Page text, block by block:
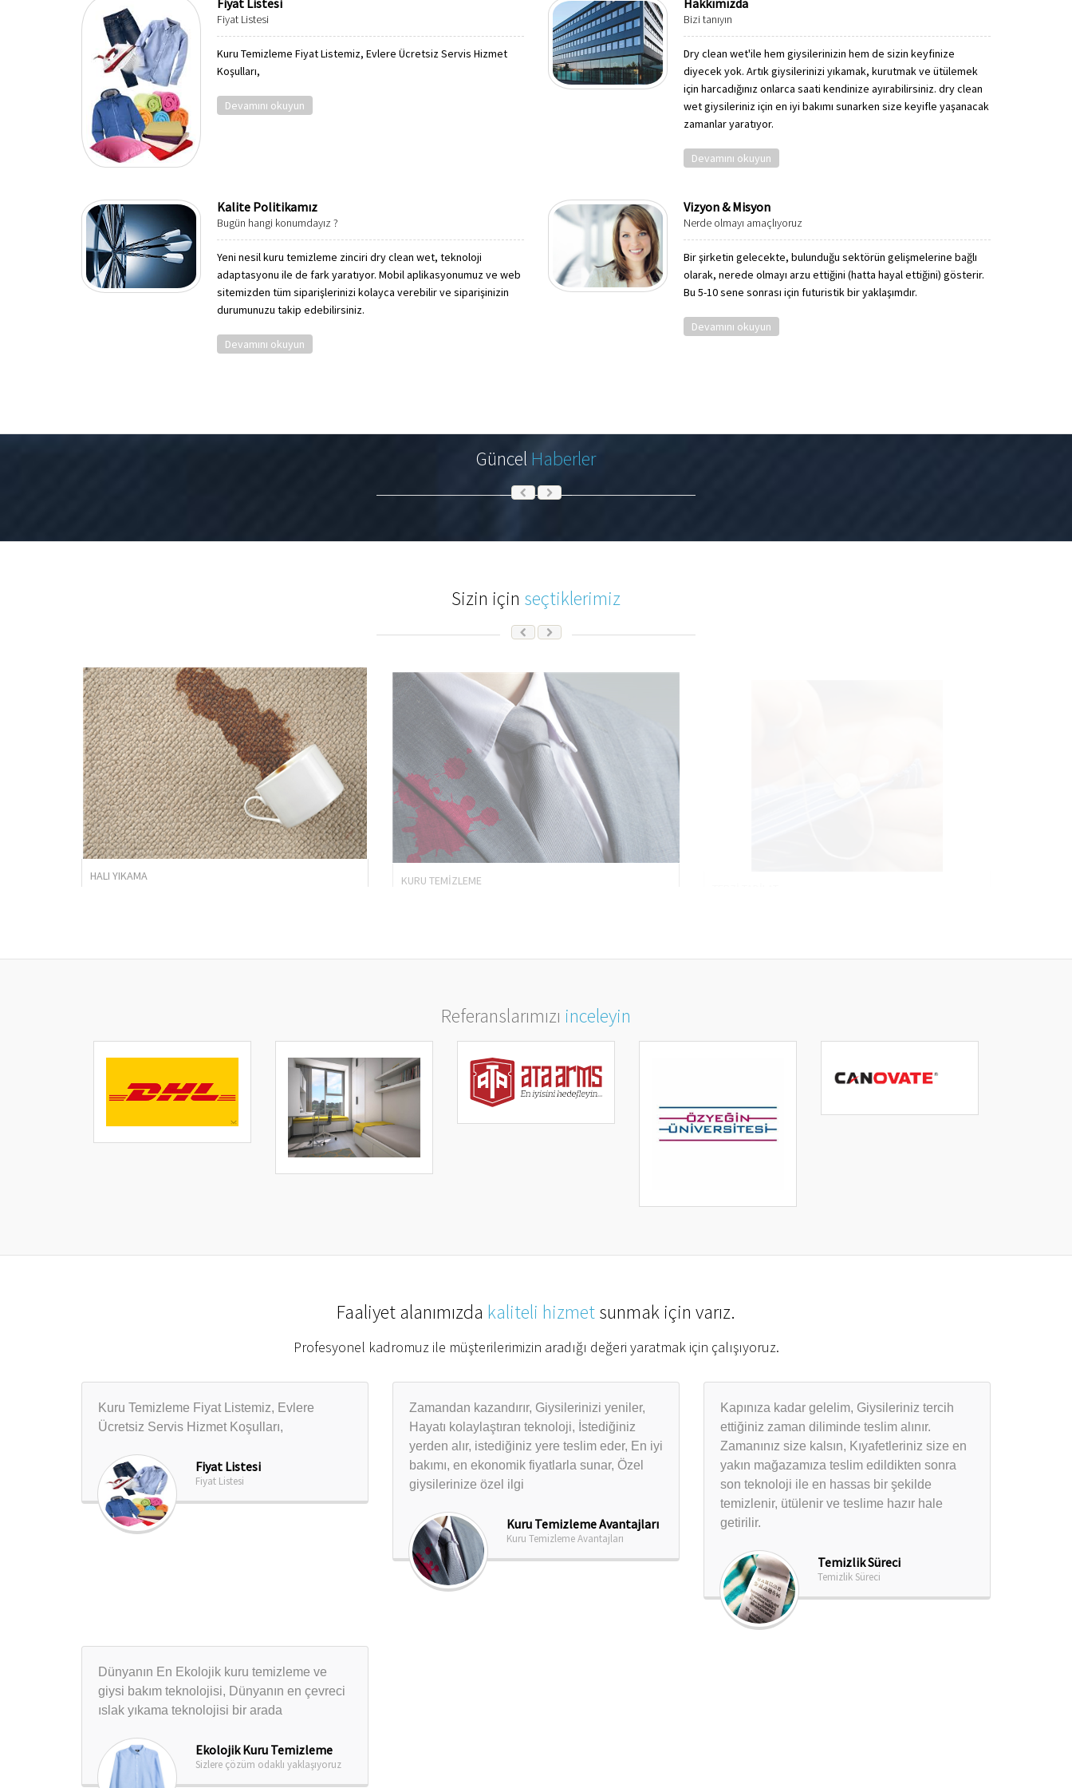
Fiyat Listesi
Fiyat Listesi
Kuru Temizleme Fiyat Listemiz, Evlere Ücretsiz Servis Hizmet
Koşulları,
Devamını okuyun
Hakkımızda
Bizi tanıyın
Dry clean wet'ile hem giysilerinizin hem de sizin keyfinize
diyecek yok. Artık giysilerinizi yıkamak, kurutmak ve ütülemek
için harcadığınız onlarca saati kendinize ayırabilirsiniz. dry clean
wet giysileriniz için en iyi bakımı sunarken size keyifle yaşanacak
zamanlar yaratıyor.
Devamını okuyun
Kalite Politikamız
Bugün hangi konumdayız ?
Yeni nesil kuru temizleme zinciri dry clean wet, teknoloji
adaptasyonu ile de fark yaratıyor. Mobil aplikasyonumuz ve web
sitemizden tüm siparişlerinizi kolayca verebilir ve siparişinizin
durumunuzu takip edebilirsiniz.
Devamını okuyun
Vizyon & Misyon
Nerde olmayı amaçlıyoruz
Bir şirketin gelecekte, bulunduğu sektörün gelişmelerine bağlı
olarak, nerede olmayı arzu ettiğini (hatta hayal ettiğini) gösterir.
Bu 5-10 sene sonrası için futuristik bir yaklaşımdır.
Devamını okuyun
Güncel Haberler
Sizin için seçtiklerimiz
HALI YIKAMA KURU TEMİZLEME
Referanslarımızı inceleyin
Faaliyet alanımızda kaliteli hizmetsunmak için varız.
Profesyonel kadromuz ile müşterilerimizin aradığı değeri yaratmak için çalışıyoruz.
Kuru Temizleme Fiyat Listemiz, Evlere
Ücretsiz Servis Hizmet Koşulları,
Fiyat Listesi
Fiyat Listesi
Zamandan kazandırır, Giysilerinizi yeniler,
Hayatı kolaylaştıran teknoloji, İstediğiniz
yerden alır, istediğiniz yere teslim eder, En iyi
bakımı, en ekonomik fiyatlarla sunar, Özel
giysilerinize özel ilgi
Kuru Temizleme Avantajları
Kuru Temizleme Avantajları
Kapınıza kadar gelelim, Giysileriniz tercih
ettiğiniz zaman diliminde teslim alınır.
Zamanınız size kalsın, Kıyafetleriniz size en
yakın mağazamıza teslim edildikten sonra
son teknoloji ile en hassas bir şekilde
temizlenir, ütülenir ve teslime hazır hale
getirilir.
Temizlik Süreci
Temizlik Süreci
Dünyanın En Ekolojik kuru temizleme ve
giysi bakım teknolojisi, Dünyanın en çevreci
ıslak yıkama teknolojisi bir arada
Ekolojik Kuru Temizleme
Sizlere çözüm odaklı yaklaşıyoruz